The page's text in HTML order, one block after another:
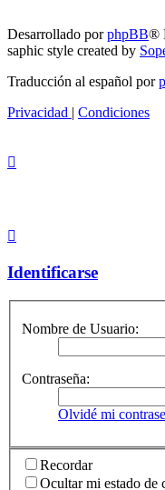
Desarrollado porphpBB®
saphic style created by
Traducción al español por
Privacidad | Condiciones
Identificarse
Nombre de Usuario:
Contraseña:
Olvidé mi
Recordar
Ocultar mi estado de